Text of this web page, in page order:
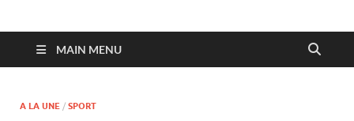
MAIN MENU
A LA UNE / SPORT